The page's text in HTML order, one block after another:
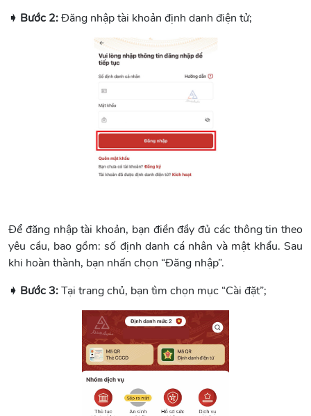
➧ Bước 2:Đăng nhập tài khoản định danh điện tử;
Để đăng nhập tài khoản, bạn điền đầy đủ các thông tin theo
yêu cầu, bao gồm: số định danh cá nhân và mật khẩu. Sau
khi hoàn thành, bạn nhấn chọn “Đăng nhập”.
➧ Bước 3:Tại trang chủ, bạn tìm chọn mục “Cài đặt”;